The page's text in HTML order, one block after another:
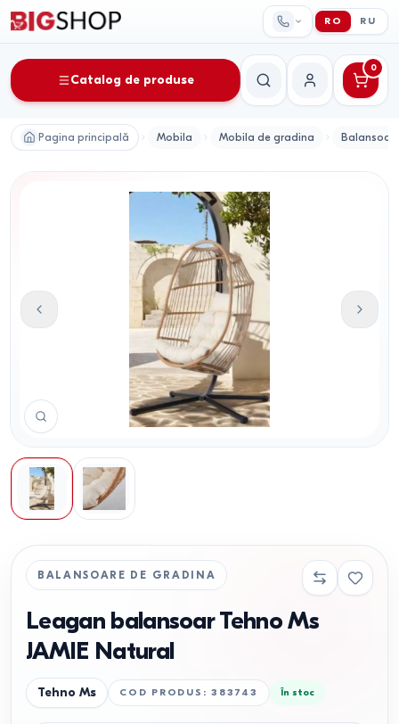
RO RU
Catalog de produse
CăutareContul meu
0
Pagina principală Mobila Mobila de gradina
BALANSOARE DE GRADINA
Leagan balansoar Tehno Ms
JAMIE Natural
Tehno Ms COD PRODUS :383743 În stoc